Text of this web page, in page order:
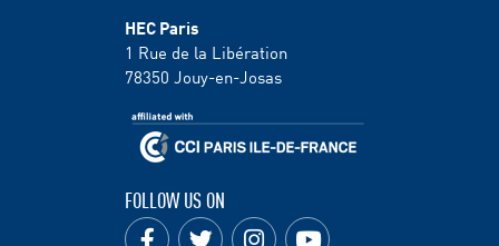
HEC Paris
1 Rue de la Libération
78350 Jouy-en-Josas
FOLLOW US ON